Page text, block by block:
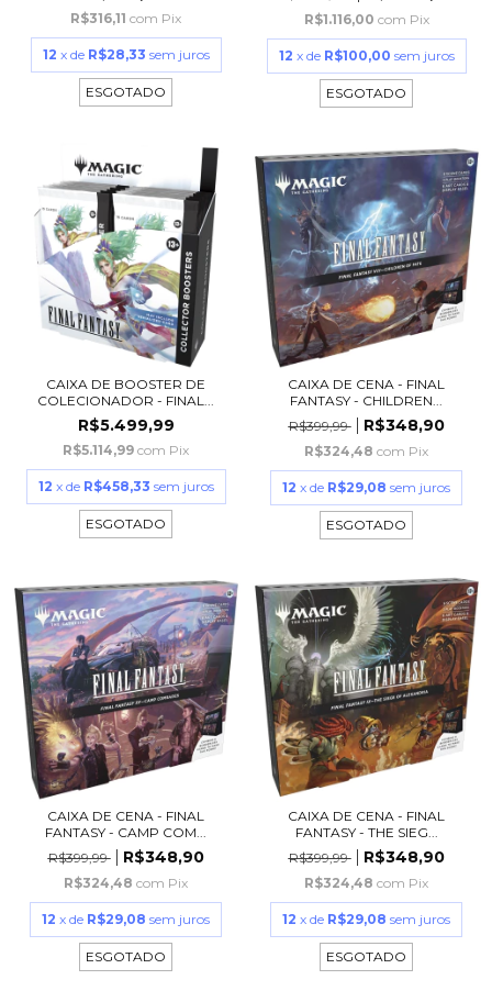
R$316,11 com Pix
12 x de R$28,33 sem juros
ESGOTADO
R$1.116,00 com Pix
12 x de R$100,00 sem juros
ESGOTADO
CAIXA DE BOOSTER DE
COLECIONADOR - FINAL...
R$5.499,99
R$5.114,99 com Pix
12 x de R$458,33 sem juros
ESGOTADO
CAIXA DE CENA - FINAL
FANTASY - CHILDREN...
R$399,99
R$348,90
R$324,48 com Pix
12 x de R$29,08 sem juros
ESGOTADO
CAIXA DE CENA - FINAL
FANTASY - CAMP COM...
R$399,99
R$348,90
R$324,48 com Pix
12 x de R$29,08 sem juros
ESGOTADO
CAIXA DE CENA - FINAL
FANTASY - THE SIEG...
R$399,99
R$348,90
R$324,48 com Pix
12 x de R$29,08 sem juros
ESGOTADO